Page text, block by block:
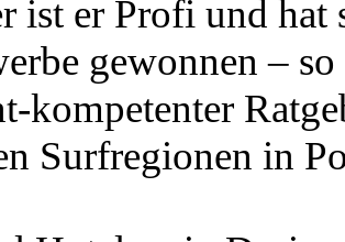
ist er Profi und hat
gewonnen –
kompetenter
Surfregionen in